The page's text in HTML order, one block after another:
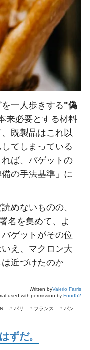
一人歩きする"偽
来必要とする材料
既製品はこれ以
てしまっている
ば、バゲットの
の手法基準」に
めないものの、
名を集めて、よ
ゲットがその位
え、マクロン大
近づけたのか
Written byValerio Farris
used with permission by Food52
# パン
# フランス
# パリ
ずだ。